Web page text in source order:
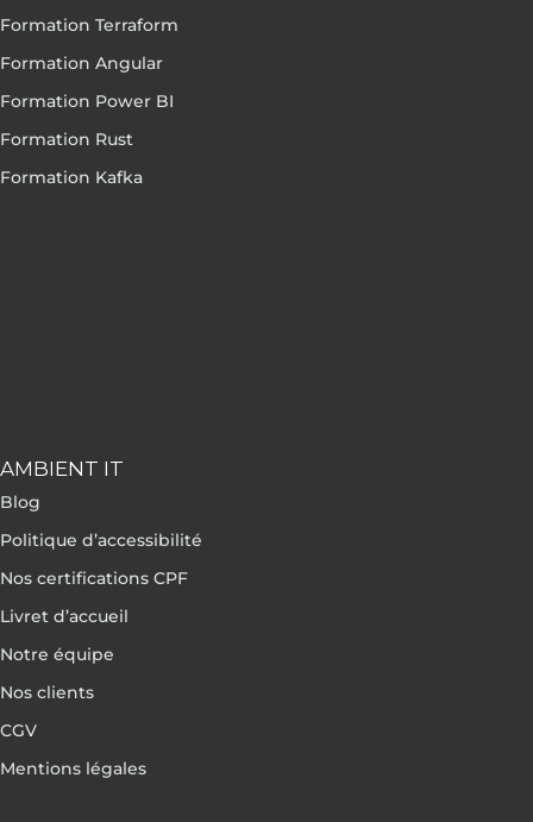
Formation Terraform
Formation Angular
Formation Power BI
Formation Rust
Formation Kafka
AMBIENT IT
Blog
Politique d’accessibilité
Nos certifications CPF
Livret d’accueil
Notre équipe
Nos clients
CGV
Mentions légales